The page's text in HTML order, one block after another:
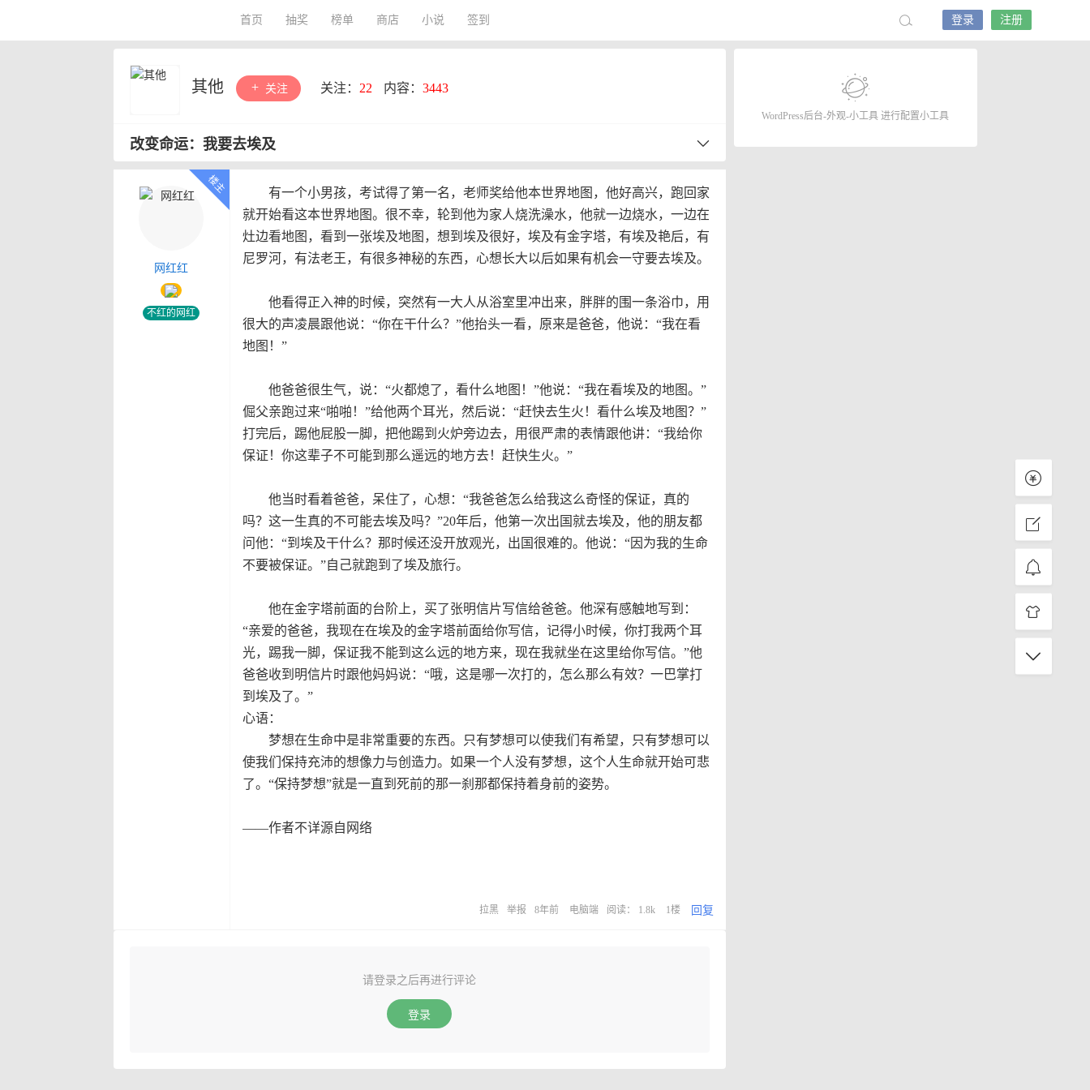
首页 抽奖 榜单 商店 小说 签到 登录 注册
其他 关注 关注： 22 内容： 3443
改变命运：我要去埃及
网红红
不红的网红
有一个小男孩，考试得了第一名，老师奖给他本世界地图，他好高兴，跑回家
就开始看这本世界地图。很不幸，轮到他为家人烧洗澡水，他就一边烧水，一边在
灶边看地图，看到一张埃及地图，想到埃及很好，埃及有金字塔，有埃及艳后，有
尼罗河，有法老王，有很多神秘的东西，心想长大以后如果有机会一守要去埃及。
他看得正入神的时候，突然有一大人从浴室里冲出来，胖胖的围一条浴巾，用
很大的声凌晨跟他说：“你在干什么？”他抬头一看，原来是爸爸，他说：“我在看
地图！”
他爸爸很生气，说：“火都熄了，看什么地图！”他说：“我在看埃及的地图。”
倔父亲跑过来“啪啪！”给他两个耳光，然后说：“赶快去生火！看什么埃及地图？”
打完后，踢他屁股一脚，把他踢到火炉旁边去，用很严肃的表情跟他讲：“我给你
保证！你这辈子不可能到那么遥远的地方去！赶快生火。”
他当时看着爸爸，呆住了，心想：“我爸爸怎么给我这么奇怪的保证，真的
吗？这一生真的不可能去埃及吗？”20年后，他第一次出国就去埃及，他的朋友都
问他：“到埃及干什么？那时候还没开放观光，出国很难的。他说：“因为我的生命
不要被保证。”自己就跑到了埃及旅行。
他在金字塔前面的台阶上，买了张明信片写信给爸爸。他深有感触地写到：
“亲爱的爸爸，我现在在埃及的金字塔前面给你写信，记得小时候，你打我两个耳
光，踢我一脚，保证我不能到这么远的地方来，现在我就坐在这里给你写信。”他
爸爸收到明信片时跟他妈妈说：“哦，这是哪一次打的，怎么那么有效？一巴掌打
到埃及了。”
心语：
梦想在生命中是非常重要的东西。只有梦想可以使我们有希望，只有梦想可以
使我们保持充沛的想像力与创造力。如果一个人没有梦想，这个人生命就开始可悲
了。“保持梦想”就是一直到死前的那一刹那都保持着身前的姿势。
——作者不详源自网络
拉黑 举报 8年前 电脑端 阅读： 1.8k 1楼 回复
请登录之后再进行评论
登录
WordPress后台-外观-小工具 进行配置小工具